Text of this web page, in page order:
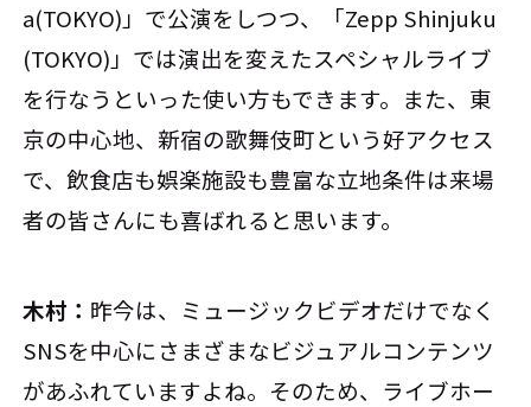
a(TOKYO)」で公演をしつつ、「Zepp Shinjuku
(TOKYO)」では演出を変えたスペシャルライブ
を行なうといった使い方もできます。また、東
京の中心地、新宿の歌舞伎町という好アクセス
で、飲食店も娯楽施設も豊富な立地条件は来場
者の皆さんにも喜ばれると思います。
木村： 昨今は、ミュージックビデオだけでなく
SNSを中心にさまざまなビジュアルコンテンツ
があふれていますよね。そのため、ライブホー